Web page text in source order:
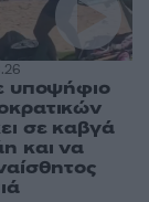
υποψήφιο
σε καβγά
και να